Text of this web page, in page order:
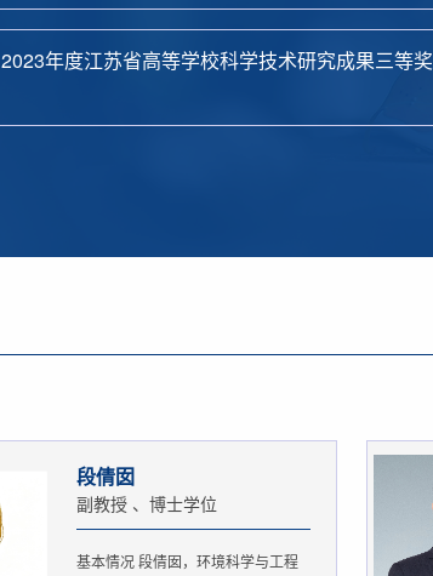
2023年度江苏省高等学校科学技术研究成果三等奖
段倩囡
副教授 、博士学位
基本情况 段倩囡，环境科学与工程